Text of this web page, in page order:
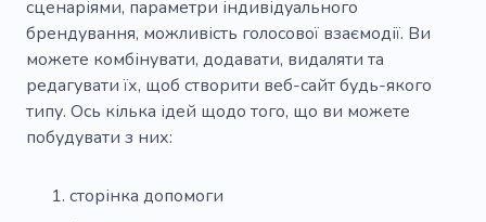
сценаріями, параметри індивідуального
брендування, можливість голосової взаємодії. Ви
можете комбінувати, додавати, видаляти та
редагувати їх, щоб створити веб-сайт будь-якого
типу. Ось кілька ідей щодо того, що ви можете
побудувати з них:
сторінка допомоги